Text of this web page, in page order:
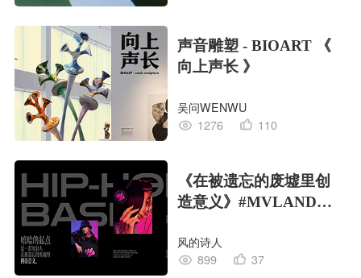
声音雕塑 - BIOART 《
向上声长 》
吴问WENWU
1276
110
《在被遗忘的废墟里创
造意义》#MVLAND嘻
风的诗人
899
37